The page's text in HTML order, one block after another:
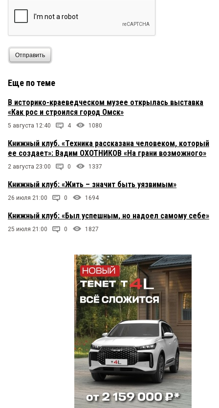
Отправить
Еще по теме
В историко-краеведческом музее открылась выставка
«Как рос и строился город Омск»
5 августа 12:40 4 1080
Книжный клуб. «Техника рассказана человеком, который
ее создает»: Вадим ОХОТНИКОВ «На грани возможного»
2 августа 23:00 0 1337
Книжный клуб: «Жить – значит быть уязвимым»
26 июля 21:00 0 1694
Книжный клуб: «Был успешным, но надоел самому себе»
25 июля 21:00 0 1827